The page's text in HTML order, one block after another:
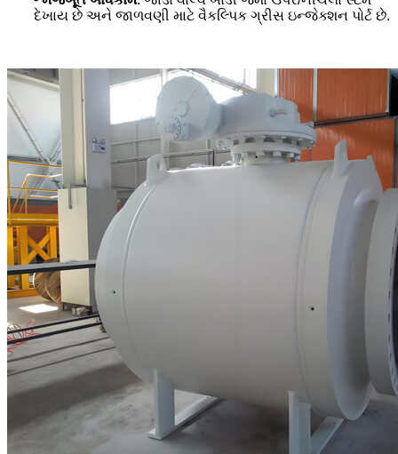
દેખાય છે અને જાળવણી માટે વૈકલ્પિક ગ્રીસ ઇન્જેક્શન પોર્ટ છે.